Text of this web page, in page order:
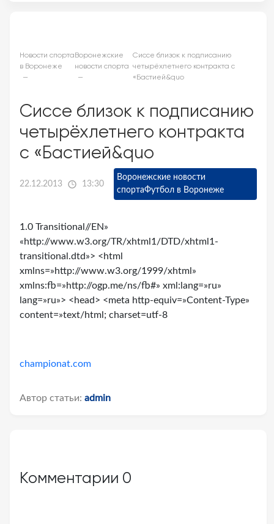
Новости спорта
в Воронеже
Воронежские
новости спорта
Сиссе близок к подписанию
четырёхлетнего контракта с
«Бастией&quo
Сиссе близок к подписанию
четырёхлетнего контракта
с «Бастией&quo
22.12.2013 13:30
Воронежские новости
спортаФутбол в Воронеже
1.0 Transitional//EN»
«http://www.w3.org/TR/xhtml1/DTD/xhtml1-
transitional.dtd»> <html
xmlns=»http://www.w3.org/1999/xhtml»
xmlns:fb=»http://ogp.me/ns/fb#» xml:lang=»ru»
lang=»ru»> <head> <meta http-equiv=»Content-Type»
content=»text/html; charset=utf-8
championat.com
Автор статьи: admin
Комментарии 0